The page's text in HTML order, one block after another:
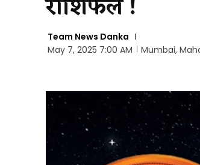
Team News Danka
May 7, 2025 7:00 AM
Mumbai,